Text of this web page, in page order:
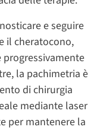
e seguire
il cheratocono,
la pachimetria è
di chirurgia
mediante laser
per mantenere la